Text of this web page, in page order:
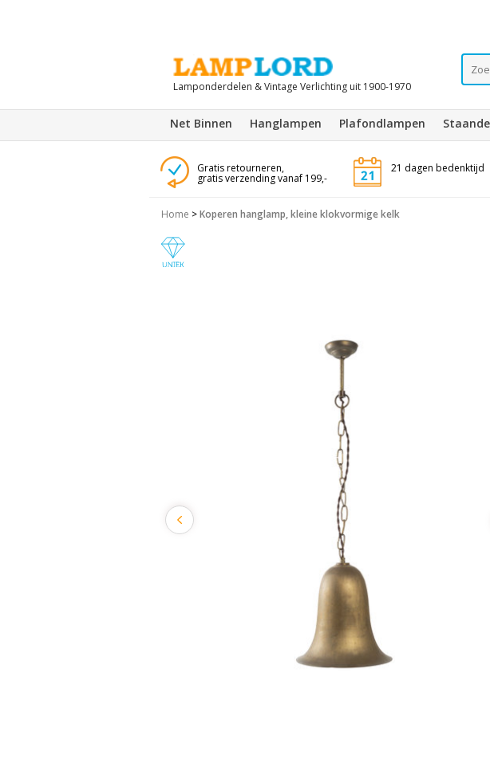
Lamponderdelen & Vintage Verlichting uit 1900-1970
Net Binnen Hanglampen Plafondlampen
Gratis retourneren,
gratis verzending vanaf 199,-
21 dagen bedenktijd
Home >Koperen hanglamp, kleine klokvormige kelk